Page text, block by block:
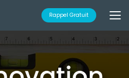
Rappel Gratuit